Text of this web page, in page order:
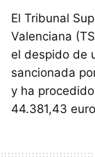
El Tribunal
Valenciana
el despido de
sancionada
y ha
44.381,43